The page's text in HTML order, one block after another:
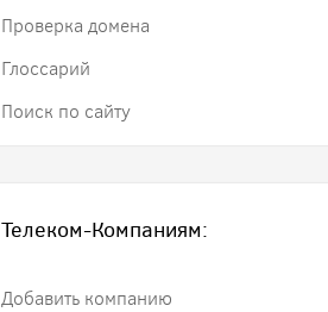
Проверка домена
Глоссарий
Поиск по сайту
Телеком-Компаниям:
Добавить компанию